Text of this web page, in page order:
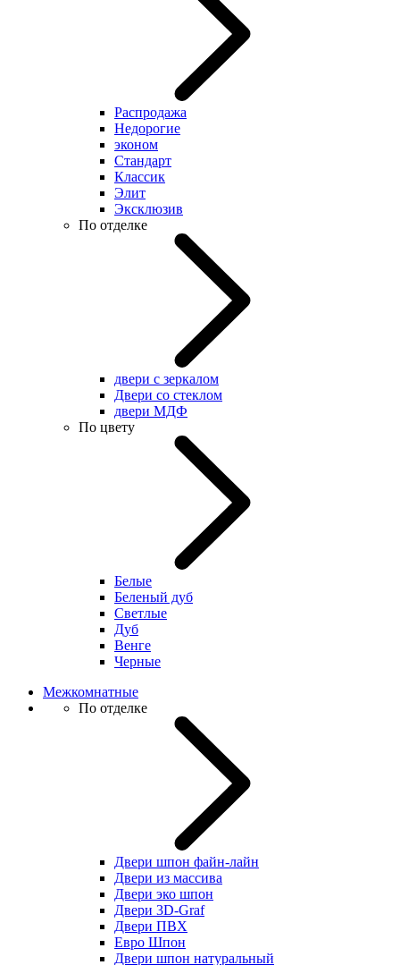
Распродажа
Недорогие
эконом
Стандарт
Классик
Элит
Эксклюзив
По отделке
двери с зеркалом
Двери со стеклом
двери МДФ
По цвету
Белые
Беленый дуб
Светлые
Дуб
Венге
Черные
Межкомнатные
По отделке
Двери шпон файн-лайн
Двери из массива
Двери эко шпон
Двери 3D-Graf
Двери ПВХ
Евро Шпон
Двери шпон натуральный